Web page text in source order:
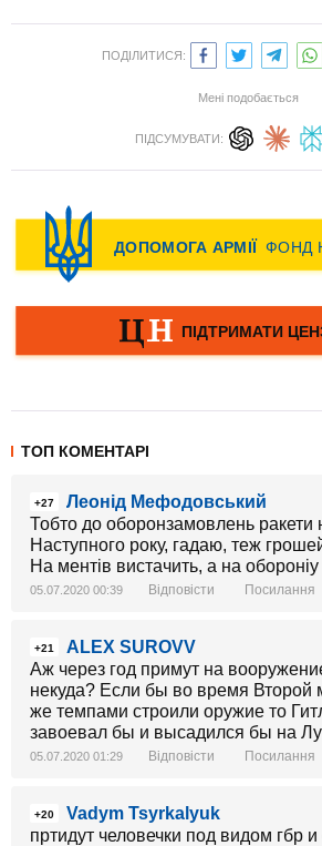
ПОДІЛИТИСЯ:
Мені подобається
ПІДСУМУВАТИ:
ТОП КОМЕНТАРІ
+27
Леонід Мефодовський
Тобто до оборонзамовлень ракети
Наступного року, гадаю, теж
На ментів вистачить, а на обороніу
05.07.2020 00:39 Відповісти Посилання
+21
ALEX SUROVV
Аж через год примут на
некуда? Если бы во время Второй
же темпами строили оружие то
завоевал бы и высадился бы на
05.07.2020 01:29 Відповісти Посилання
+20
Vadym Tsyrkalyuk
пртидут человечки под видом гбр и